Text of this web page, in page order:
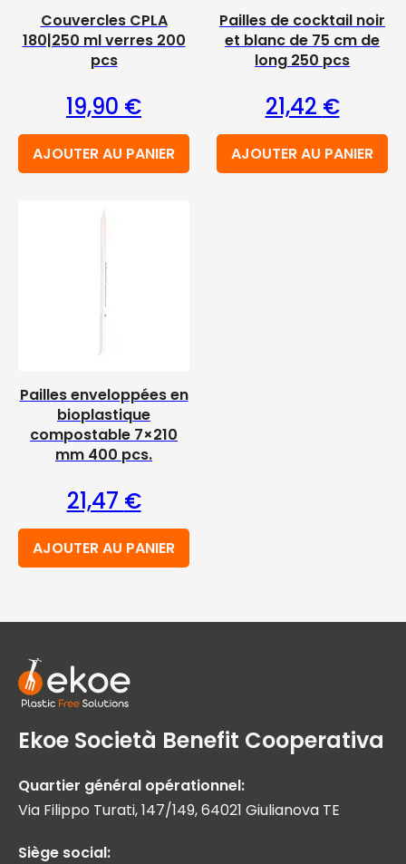
Couvercles CPLA
180|250 ml verres 200
pcs
19,90 €
AJOUTER AU PANIER
Pailles de cocktail noir
et blanc de 75 cm de
long 250 pcs
21,42 €
AJOUTER AU PANIER
Pailles enveloppées en
bioplastique
compostable 7×210
mm 400 pcs.
21,47 €
AJOUTER AU PANIER
Ekoe Società Benefit Cooperativa
Quartier général opérationnel:
Via Filippo Turati, 147/149, 64021 Giulianova TE
Siège social: